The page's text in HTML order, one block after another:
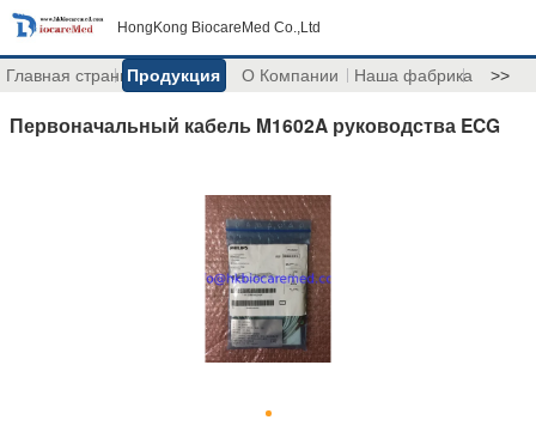
HongKong BiocareMed Co.,Ltd
Главная страницаПродукция О Компании Наша фабрика >>
Первоначальный кабель M1602A руководства ECG